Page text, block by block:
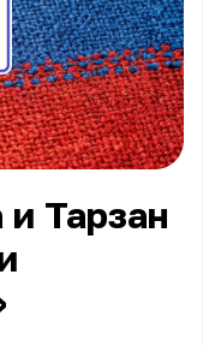
Тарзан